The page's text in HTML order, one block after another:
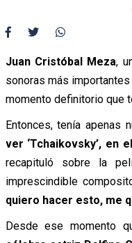
Juan Cristóbal Meza,
sonoras más
momento definitorio que
Entonces, tenía apenas
ver ‘Tchaikovsky’, en
recapituló sobre la
imprescindible
quiero hacer esto, me
Desde ese momento